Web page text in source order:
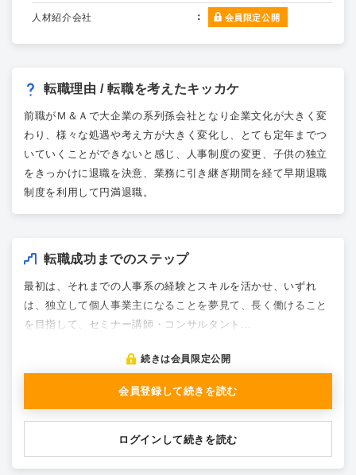
人材紹介会社 会員限定公開
転職理由 / 転職を考えたキッカケ
前職がＭ＆Ａで大企業の系列孫会社となり企業文化が大きく変
わり、様々な処遇や考え方が大きく変化し、とても定年までつ
いていくことができないと感じ、人事制度の変更、子供の独立
をきっかけに退職を決意、業務に引き継ぎ期間を経て早期退職
制度を利用して円満退職。
転職成功までのステップ
最初は、それまでの人事系の経験とスキルを活かせ、いずれ
は、独立して個人事業主になることを夢見て、長く働けること
を目指して、セミナー講師・コンサルタント…
続きは会員限定公開
会員登録して続きを読む
ログインして続きを読む